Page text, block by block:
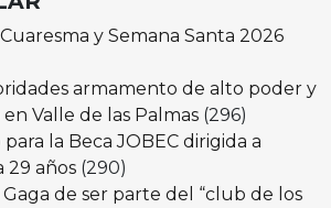
y Semana Santa 2026
armamento de alto poder y
Valle de las Palmas (296)
la Beca JOBEC dirigida a
29 años (290)
Gaga de ser parte del “club de los